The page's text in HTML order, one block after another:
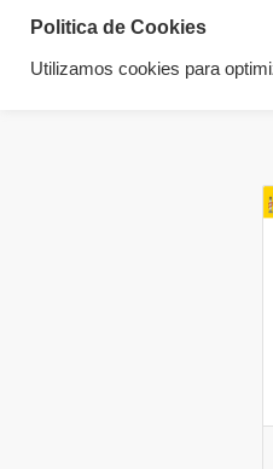
Politica de Cookies
Utilizamos cookies para